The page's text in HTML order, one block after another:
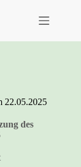
22.05.2025
des